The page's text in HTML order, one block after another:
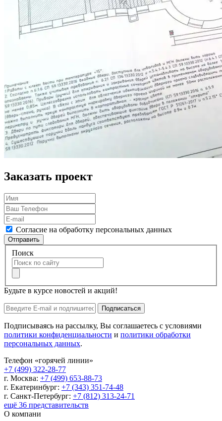
Заказать проект
Согласие на обработку персональных данных
Отправить
Поиск
Будьте в курсе новостей и акций!
Подписаться
Подписываясь на рассылку, Вы соглашаетесь с условиями
политики конфиденциальности и политики обработки
персональных данных.
Телефон «горячей линии»
+7 (499) 322-28-77
г. Москва: +7 (499) 653-88-73
г. Екатеринбург: +7 (343) 351-74-48
г. Санкт-Петербург: +7 (812) 313-24-71
ещё 36 представительств
О компани